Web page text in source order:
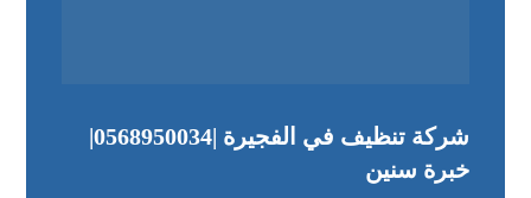
شركة تنظيف في الفجيرة |0568950034|
خبرة سنين